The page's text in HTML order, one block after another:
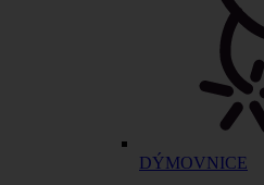
DÝMOVNICE